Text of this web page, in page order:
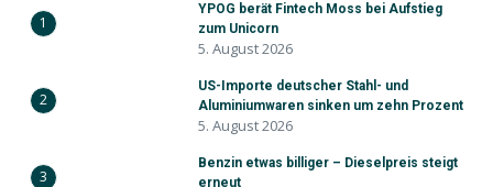
1
YPOG berät Fintech Moss bei Aufstieg
zum Unicorn
5. August 2026
2
US-Importe deutscher Stahl- und
Aluminiumwaren sinken um zehn Prozent
5. August 2026
3
Benzin etwas billiger – Dieselpreis steigt
erneut